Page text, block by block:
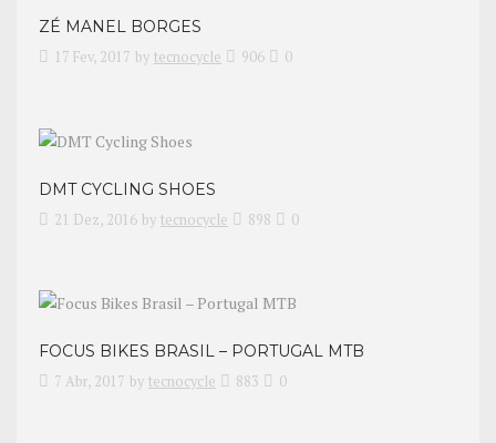
ZÉ MANEL BORGES
17 Fev, 2017 by tecnocycle 906 0
DMT CYCLING SHOES
21 Dez, 2016 by tecnocycle 898 0
FOCUS BIKES BRASIL – PORTUGAL MTB
7 Abr, 2017 by tecnocycle 883 0